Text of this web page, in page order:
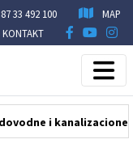
33 492 100
MAP
KONTAKT
mreže u